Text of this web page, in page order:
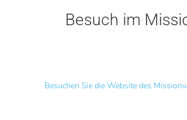
Besuch im
Besuchen Sie die Website des